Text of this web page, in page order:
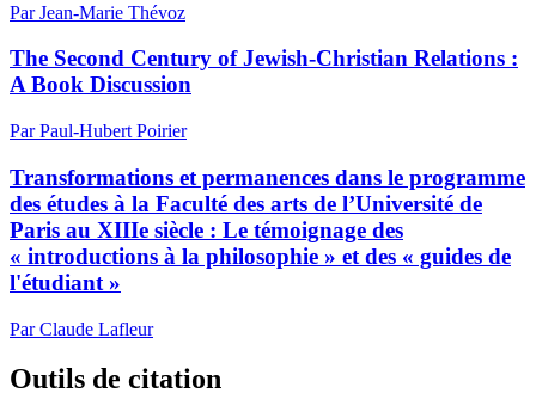
Par Jean-Marie Thévoz
The Second Century of Jewish-Christian Relations :
A Book Discussion
Par Paul-Hubert Poirier
Transformations et permanences dans le programme
des études à la Faculté des arts de l’Université de
Paris au XIIIe siècle : Le témoignage des
« introductions à la philosophie » et des « guides de
l'étudiant »
Par Claude Lafleur
Outils de citation